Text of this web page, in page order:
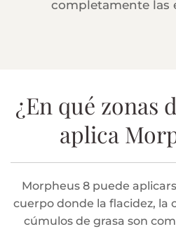
completamente las
¿En qué zonas
aplica
Morpheus 8 puede
cuerpo donde la flacidez, la
cúmulos de grasa son